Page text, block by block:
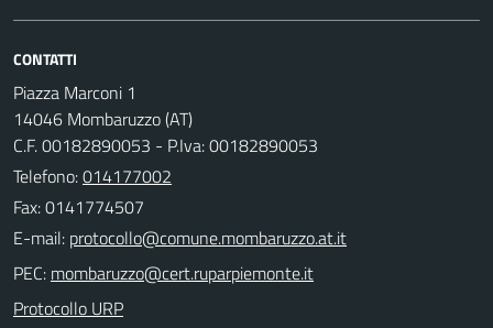
CONTATTI
Piazza Marconi 1
14046 Mombaruzzo (AT)
C.F. 00182890053 - P.Iva: 00182890053
Telefono:014177002
Fax: 0141774507
E-mail:
PEC:
Protocollo URP